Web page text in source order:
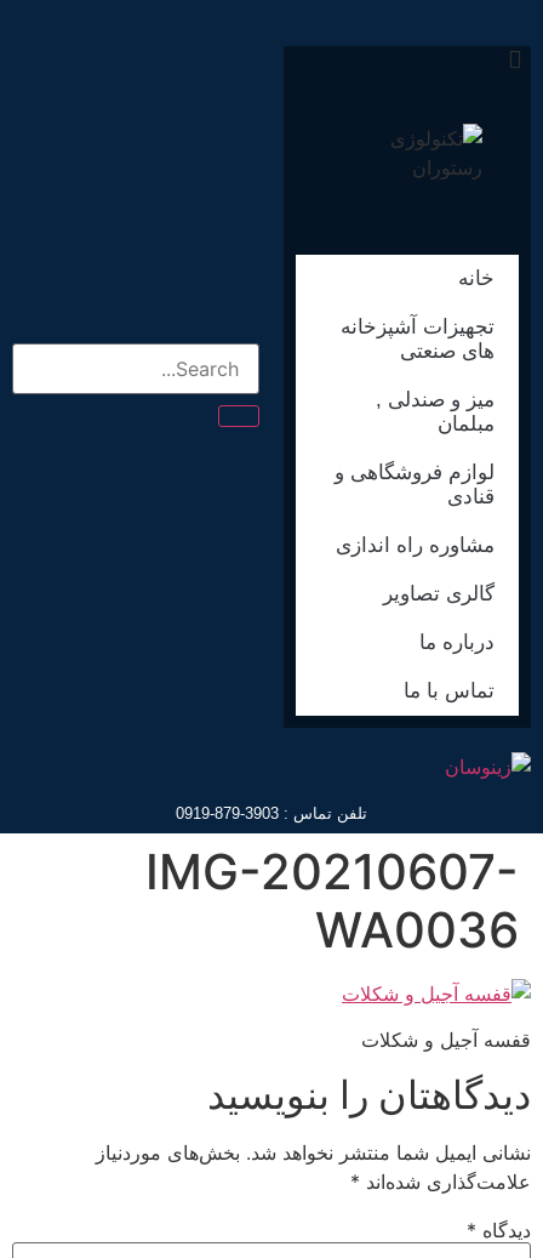
خانه
تجهیزات آشپزخانه
های صنعتی
میز و صندلی ,
مبلمان
لوازم فروشگاهی و
قنادی
مشاوره راه اندازی
گالری تصاویر
درباره ما
تماس با ما
تلفن تماس : 3903-879-0919
IMG-20210607-
WA0036
قفسه آجیل و شکلات
دیدگاهتان را بنویسید
نشانی ایمیل شما منتشر نخواهد شد. بخش‌های موردنیاز
علامت‌گذاری شده‌اند *
دیدگاه *